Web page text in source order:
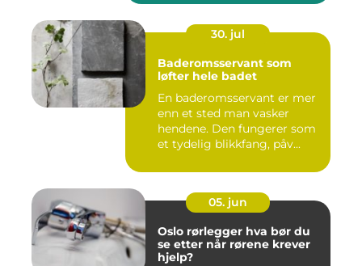
30. jul
Baderomsservant som
løfter hele badet
En baderomsservant er mer
enn et sted man vasker
hendene. Den fungerer som
et tydelig blikkfang, påv...
05. jun
Oslo rørlegger hva bør du
se etter når rørene krever
hjelp?